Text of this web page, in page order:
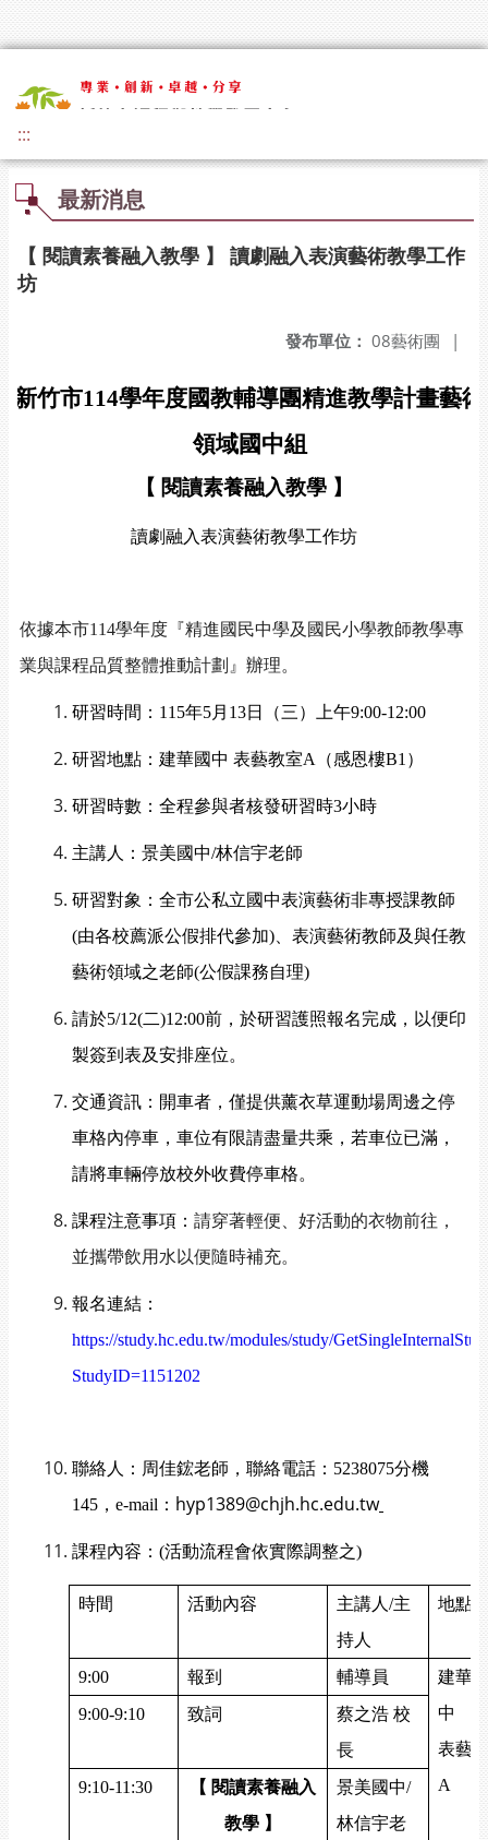
:::
最新消息
【 閱讀素養融入教學 】 讀劇融入表演藝術教學工作
坊
發布單位： 08藝術團 |
新竹市114學年度國教輔導團精進教學計畫藝術
領域國中組
【 閱讀素養融入教學 】
讀劇融入表演藝術教學工作坊
依據本市114學年度『精進國民中學及國民小學教師教學專
業與課程品質整體推動計劃』辦理。
研習時間： 115年5月 13日（三）上午9:00-12:00
研習地點：建華國中 表藝教室A （感恩樓B1 ）
研習時數：全程參與者核發研習時3小時
主講人：景美國中/林信宇老師
研習對象：全市公私立國中表演藝術非專授課教師
(由各校薦派公假排代參加) 、表演藝術教師及與任教
藝術領域之老師(公假課務自理)
請於5/12(二)12:00前，於研習護照報名完成，以便印
製簽到表及安排座位。
交通資訊：開車者，僅提供薰衣草運動場周邊之停
車格內停車，車位有限請盡量共乘，若車位已滿，
請將車輛停放校外收費停車格。
課程注意事項： 請穿著輕便、好活動的衣物前往，
並攜帶飲用水以便隨時補充。
報名連結：
https://study.hc.edu.tw/modules/study/
StudyID=1151202
聯絡人：周佳鋐老師，聯絡電話： 5238075分機
145 ， e-mail ： hyp1389@chjh.hc.edu.tw
課程內容： (活動流程會依實際調整之)
時間 活動內容 主講人 /主
持人
地點
9:00 報到 輔導員
建華
中
表藝
A
9:00-9:10 致詞
蔡之浩 校
長
9:10-11:30
【 閱讀素養融入
教學 】
景美國中/
林信宇老